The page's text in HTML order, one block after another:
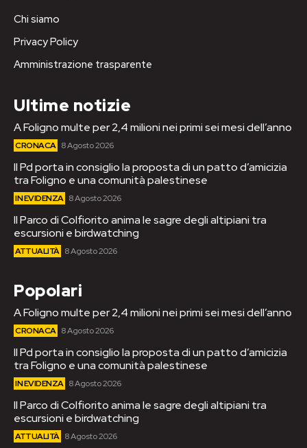
Chi siamo
Privacy Policy
Amministrazione trasparente
Ultime notizie
A Foligno multe per 2,4 milioni nei primi sei mesi dell’anno
CRONACA 8 Agosto 2026
Il Pd porta in consiglio la proposta di un patto d’amicizia
tra Foligno e una comunità palestinese
IN EVIDENZA 8 Agosto 2026
Il Parco di Colfiorito anima le sagre degli altipiani tra
escursioni e birdwatching
ATTUALITÀ 8 Agosto 2026
Popolari
A Foligno multe per 2,4 milioni nei primi sei mesi dell’anno
CRONACA 8 Agosto 2026
Il Pd porta in consiglio la proposta di un patto d’amicizia
tra Foligno e una comunità palestinese
IN EVIDENZA 8 Agosto 2026
Il Parco di Colfiorito anima le sagre degli altipiani tra
escursioni e birdwatching
ATTUALITÀ 8 Agosto 2026